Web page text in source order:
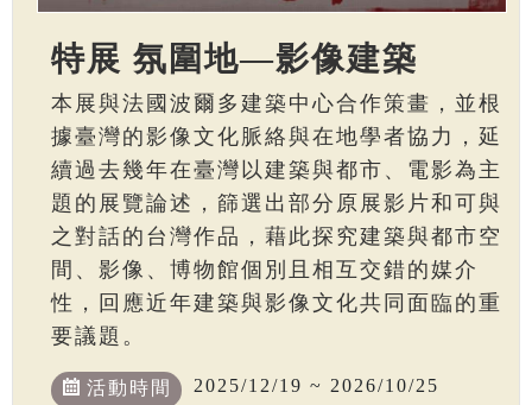
特展 氛圍地—影像建築
本展與法國波爾多建築中心合作策畫，並根
據臺灣的影像文化脈絡與在地學者協力，延
續過去幾年在臺灣以建築與都市、電影為主
題的展覽論述，篩選出部分原展影片和可與
之對話的台灣作品，藉此探究建築與都市空
間、影像、博物館個別且相互交錯的媒介
性，回應近年建築與影像文化共同面臨的重
要議題。
活動時間 2025/12/19 ~ 2026/10/25